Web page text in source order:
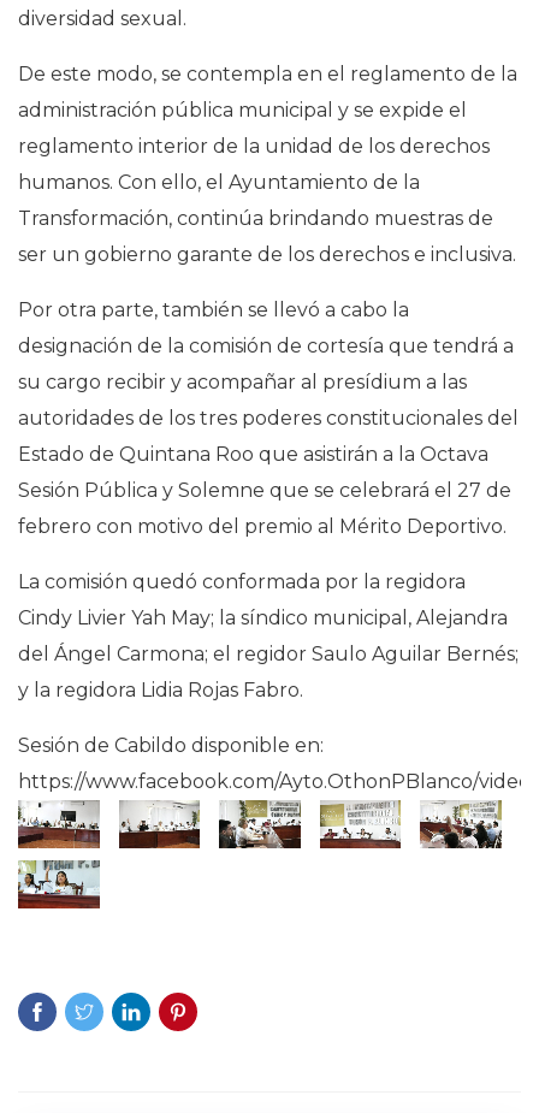
diversidad sexual.
De este modo, se contempla en el reglamento de la
administración pública municipal y se expide el
reglamento interior de la unidad de los derechos
humanos. Con ello, el Ayuntamiento de la
Transformación, continúa brindando muestras de
ser un gobierno garante de los derechos e inclusiva.
Por otra parte, también se llevó a cabo la
designación de la comisión de cortesía que tendrá a
su cargo recibir y acompañar al presídium a las
autoridades de los tres poderes constitucionales del
Estado de Quintana Roo que asistirán a la Octava
Sesión Pública y Solemne que se celebrará el 27 de
febrero con motivo del premio al Mérito Deportivo.
La comisión quedó conformada por la regidora
Cindy Livier Yah May; la síndico municipal, Alejandra
del Ángel Carmona; el regidor Saulo Aguilar Bernés;
y la regidora Lidia Rojas Fabro.
Sesión de Cabildo disponible en:
https://www.facebook.com/Ayto.OthonPBlanco/